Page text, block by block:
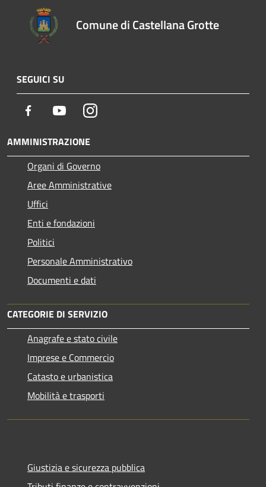
Comune di Castellana Grotte
SEGUICI SU
Facebook YoutubeInstagram
AMMINISTRAZIONE
Organi di Governo
Aree Amministrative
Uffici
Enti e fondazioni
Politici
Personale Amministrativo
Documenti e dati
CATEGORIE DI SERVIZIO
Anagrafe e stato civile
Imprese e Commercio
Catasto e urbanistica
Mobilità e trasporti
Giustizia e sicurezza pubblica